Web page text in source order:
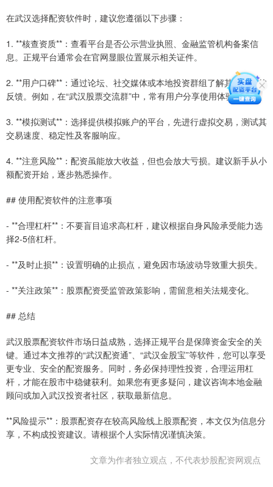
在武汉选择配资软件时，建议您遵循以下步骤：
1. **核查资质**：查看平台是否公示营业执照、金融监管机构备案信
息。正规平台通常会在官网显眼位置展示相关证件。
2. **用户口碑**：通过论坛、社交媒体或本地投资群组了解其他用户的
反馈。例如，在“武汉股票交流群”中，常有用户分享使用体验。
3. **模拟测试**：选择提供模拟账户的平台，先进行虚拟交易，测试其
交易速度、稳定性及客服响应。
4. **注意风险**：配资虽能放大收益，但也会放大亏损。建议新手从小
额配资开始，逐步熟悉操作。
## 使用配资软件的注意事项
- **合理杠杆**：不要盲目追求高杠杆，建议根据自身风险承受能力选
择2-5倍杠杆。
- **及时止损**：设置明确的止损点，避免因市场波动导致重大损失。
- **关注政策**：股票配资受监管政策影响，需留意相关法规变化。
## 总结
武汉股票配资软件市场日益成熟，选择正规平台是保障资金安全的关
键。通过本文推荐的“武汉配资通”、“武汉金股宝”等软件，您可以享受
更专业、安全的配资服务。同时，务必保持理性投资，合理运用杠
杆，才能在股市中稳健获利。如果您有更多疑问，建议咨询本地金融
顾问或加入武汉投资者社区，获取最新信息。
**风险提示**：股票配资存在较高风险线上股票配资，本文仅为信息分
享，不构成投资建议。请根据个人实际情况谨慎决策。
文章为作者独立观点，不代表炒股配资网观点